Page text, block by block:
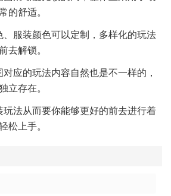
的舒适。
、服装颜色可以定制，多样化的玩法
去解锁。
应的玩法内容自然也是不一样的，
立存在。
玩法从而要你能够更好的前去进行着
松上手。